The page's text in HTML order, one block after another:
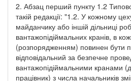
2. Абзац перший пункту 1.2
такій редакції: "1.2. У кожному
майданчику або іншій дільниці
вантажопідіймальних кранів, в
(розпорядженням) повинен бути
відповідальний за безпечне
вантажопідіймальними кранами
працівник) з числа начальників